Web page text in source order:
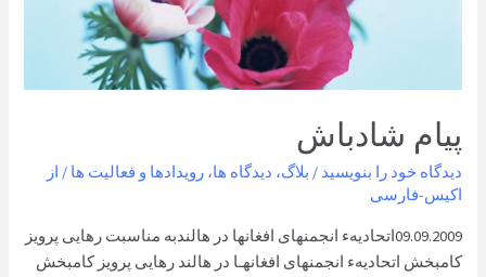
پيام شادباش
دیدگاه‌ خود را بنویسید / بلاگ، دیدگاه ها،رویدادها و فعالیت ها / از
اکیس-فارسی
09.09.2009اتحاديهء انجمنهای افغانها در هالندبه مناسبت رهايی پرويز
کامبخش اتحاديهء انجمنهای افغانهـا در هالند رهايی پرويز کامبخش